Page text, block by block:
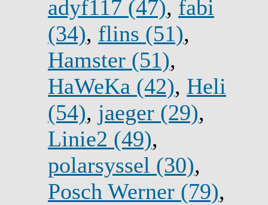
adyf117 (47), fabi
(34), flins (51),
Hamster (51),
HaWeKa (42), Heli
(54), jaeger (29),
Linie2 (49),
polarsyssel (30),
Posch Werner (79),